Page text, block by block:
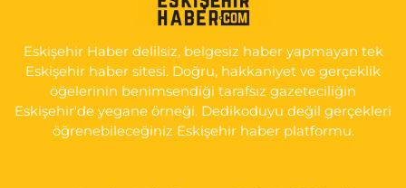
İSTİKLAL MAH. ŞAİR FUZULİ CAD. NO:35 A HAVA HASTANESİ
KARŞI KÖŞESİ ŞAİR FUZULİ AİLE SAĞLIĞI MERKEZİ KARŞISI
0 (222) 230 11 31 Yol Tarifi Al
Eskişehir Haber delilsiz, belgesiz haber yapmayan tek
Eskişehir haber sitesi. Doğru, hakkaniyet ve gerçeklik
öğelerinin benimsendiği tarafsız gazeteciliğin
Eskişehir'de yegane örneği. Dedikoduyu değil gerçekleri
öğrenebileceğiniz Eskişehir haber platformu.